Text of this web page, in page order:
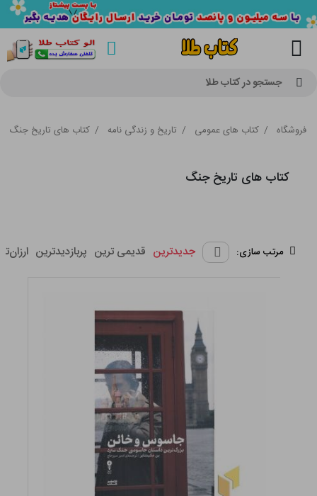
جستجو در کتاب طلا
فروشگاه / کتاب های عمومی / تاریخ و زندگی نامه / کتاب های تاریخ جنگ
کتاب های تاریخ جنگ
مرتب سازی: جدیدترین قدیمی ترین پربازدیدترین